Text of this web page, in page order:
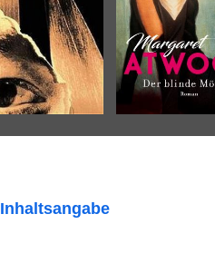
Inhaltsangabe